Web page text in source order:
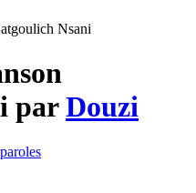
Nsani
parDouzi